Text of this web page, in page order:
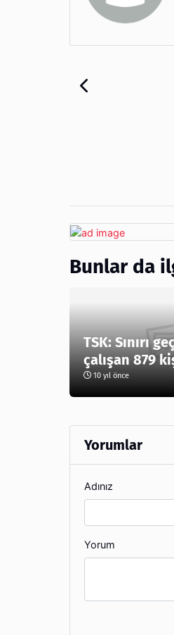
Bunlar da
TSK: Sınırı
çalışan 879
10 yıl önce
Yorumlar
Adınız
Yorum